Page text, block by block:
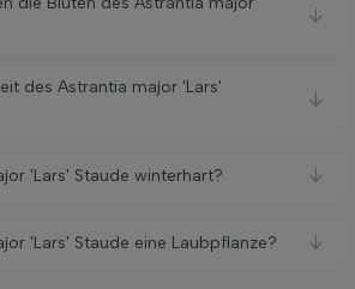
des Astrantia major 'Lars'
'Lars' Staude winterhart?
'Lars' Staude eine Laubpflanze?